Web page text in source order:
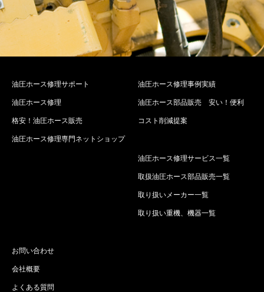
油圧ホース修理サポート
油圧ホース修理
格安！油圧ホース販売
油圧ホース修理専門ネットショップ
油圧ホース修理事例実績
油圧ホース部品販売 安い！便利
コスト削減提案
油圧ホース修理サービス一覧
取扱油圧ホース部品販売一覧
取り扱いメーカー一覧
取り扱い重機、機器一覧
お問い合わせ
会社概要
よくある質問